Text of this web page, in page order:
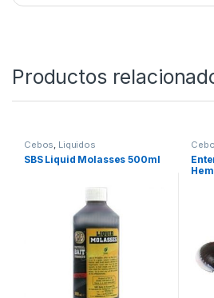
Productos
Cebos, Liquidos
SBS Liquid Molasses 500ml